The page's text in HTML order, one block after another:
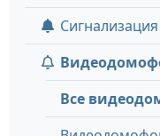
Сигнализация
Все